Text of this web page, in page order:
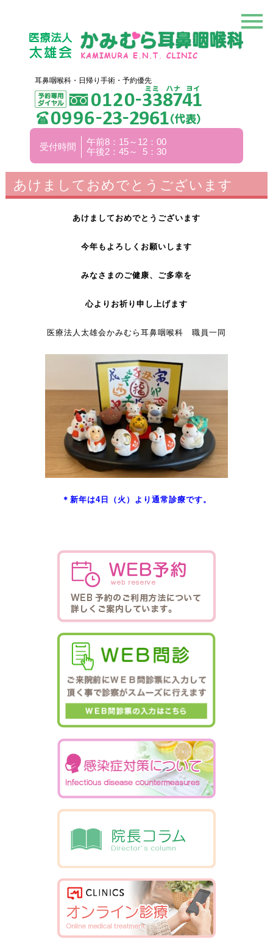
耳鼻咽喉科・日帰り手術・予約優先
受付時間
午前8：15～12：00
午後2：45～ 5：30
あけましておめでとうございます
あけましておめでとうございます
今年もよろしくお願いします
みなさまのご健康、ご多幸を
心よりお祈り申し上げます
医療法人太雄会かみむら耳鼻咽喉科 職員一同
＊新年は4日（火）より通常診療です。